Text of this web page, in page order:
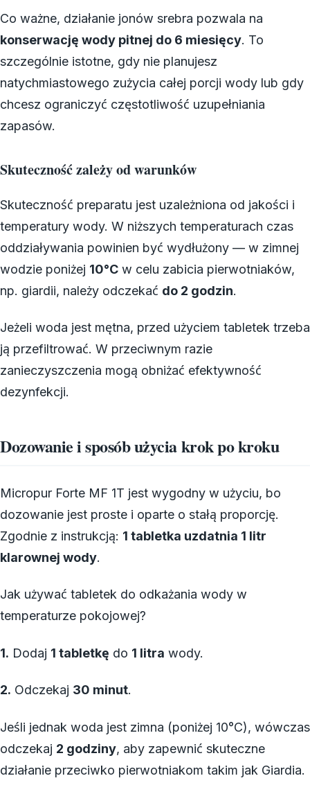
Co ważne, działanie jonów srebra pozwala na
konserwację wody pitnej do 6 miesięcy. To
szczególnie istotne, gdy nie planujesz
natychmiastowego zużycia całej porcji wody lub gdy
chcesz ograniczyć częstotliwość uzupełniania
zapasów.
Skuteczność zależy od warunków
Skuteczność preparatu jest uzależniona od jakości i
temperatury wody. W niższych temperaturach czas
oddziaływania powinien być wydłużony — w zimnej
wodzie poniżej 10°C w celu zabicia pierwotniaków,
np. giardii, należy odczekać do 2 godzin.
Jeżeli woda jest mętna, przed użyciem tabletek trzeba
ją przefiltrować. W przeciwnym razie
zanieczyszczenia mogą obniżać efektywność
dezynfekcji.
Dozowanie i sposób użycia krok po kroku
Micropur Forte MF 1T jest wygodny w użyciu, bo
dozowanie jest proste i oparte o stałą proporcję.
Zgodnie z instrukcją: 1 tabletka uzdatnia 1 litr
klarownej wody.
Jak używać tabletek do odkażania wody w
temperaturze pokojowej?
1. Dodaj 1 tabletkę do 1 litra wody.
2. Odczekaj 30 minut.
Jeśli jednak woda jest zimna (poniżej 10°C), wówczas
odczekaj 2 godziny, aby zapewnić skuteczne
działanie przeciwko pierwotniakom takim jak Giardia.